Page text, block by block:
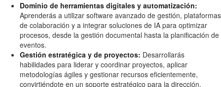
Dominio de herramientas digitales y automatización:
Aprenderás a utilizar software avanzado de gestión, plataformas
de colaboración y a integrar soluciones de IA para optimizar
procesos, desde la gestión documental hasta la planificación de
eventos.
Gestión estratégica y de proyectos: Desarrollarás
habilidades para liderar y coordinar proyectos, aplicar
metodologías ágiles y gestionar recursos eficientemente,
convirtiéndote en un soporte estratégico para la dirección.